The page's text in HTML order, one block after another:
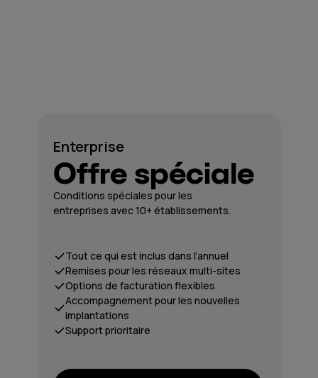
Enterprise
Offre spéciale
Conditions spéciales pour les
entreprises avec 10+ établissements.
Tout ce qui est inclus dans l’annuel
Remises pour les réseaux multi-sites
Options de facturation flexibles
Accompagnement pour les nouvelles
implantations
Support prioritaire